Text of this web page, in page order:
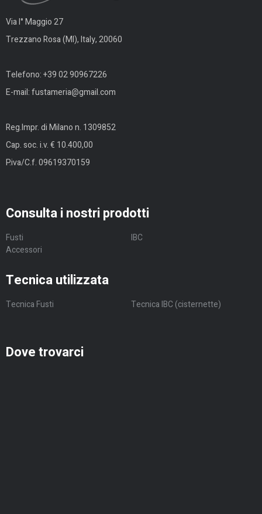
Via I° Maggio 27
Trezzano Rosa (MI), Italy, 20060
Telefono:+39 02 90967226
E-mail:fustameria@gmail.com
Reg.Impr. di Milano n. 1309852
Cap. soc. i.v. € 10.400,00
P.iva/C.f. 09619370159
Consulta i nostri prodotti
Fusti
IBC
Accessori
Tecnica utilizzata
Tecnica Fusti Tecnica IBC (cisternette)
Dove trovarci